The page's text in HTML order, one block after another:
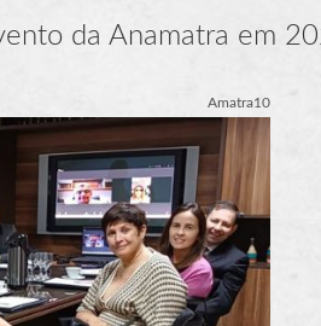
da Anamatra em
Amatra10